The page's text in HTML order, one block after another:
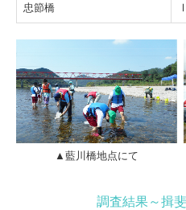
忠節橋
▲藍川橋地点にて
調査結果～揖